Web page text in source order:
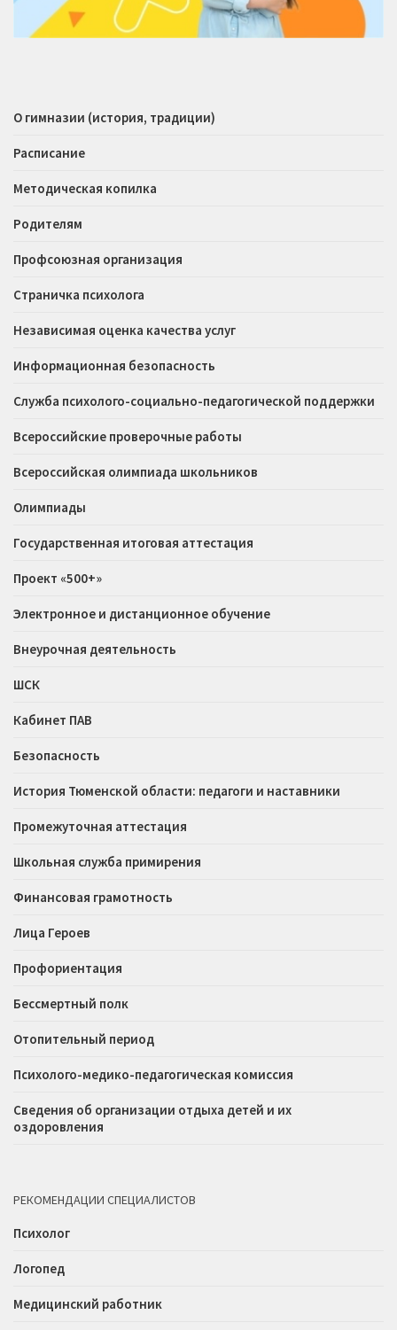
О гимназии (история, традиции)
Расписание
Методическая копилка
Родителям
Профсоюзная организация
Страничка психолога
Независимая оценка качества услуг
Информационная безопасность
Служба психолого-социально-педагогической поддержки
Всероссийские проверочные работы
Всероссийская олимпиада школьников
Олимпиады
Государственная итоговая аттестация
Проект «500+»
Электронное и дистанционное обучение
Внеурочная деятельность
ШСК
Кабинет ПАВ
Безопасность
История Тюменской области: педагоги и наставники
Промежуточная аттестация
Школьная служба примирения
Финансовая грамотность
Лица Героев
Профориентация
Бессмертный полк
Отопительный период
Психолого-медико-педагогическая комиссия
Сведения об организации отдыха детей и их
оздоровления
РЕКОМЕНДАЦИИ СПЕЦИАЛИСТОВ
Психолог
Логопед
Медицинский работник